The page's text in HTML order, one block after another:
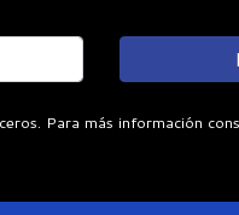
Para más información